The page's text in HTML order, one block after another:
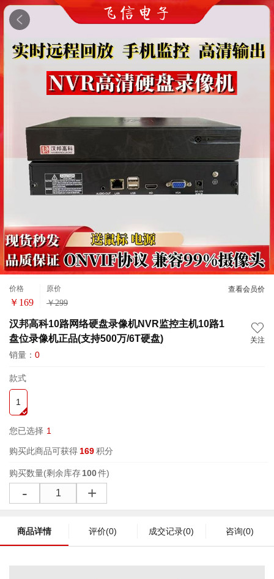
查看会员价
价格
￥ 169
原价
￥299
汉邦高科10路网络硬盘录像机NVR监控主机10路1
盘位录像机正品(支持500万/6T硬盘)
关注
销量： 0
款式
1
您已选择 1
购买此商品可获得 169积分
购买数量(剩余库存100件)
- +
商品详情 评价(0) 成交记录(0) 咨询(0)